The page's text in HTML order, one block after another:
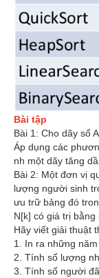
Bài tập
Bài 1: Cho dãy số
Áp dụng các
nh một dãy tăng
Bài 2: Một đơn vị
lượng người sinh
ưu trữ bảng đó
N[k] có giá trị
Hãy viết giải thuật
1. In ra những
2. Tính số lượng
3. Tính số người